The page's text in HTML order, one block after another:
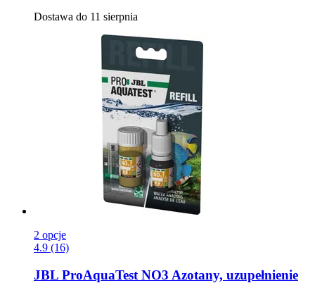
Dostawa do 11 sierpnia
2 opcje
4.9 (16)
JBL ProAquaTest NO3 Azotany, uzupełnienie